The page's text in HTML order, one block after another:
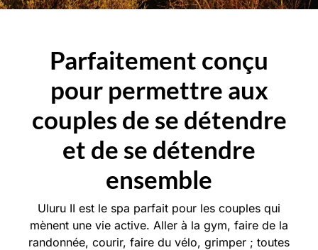
Parfaitement conçu
pour permettre aux
couples de se détendre
et de se détendre
ensemble
Uluru II est le spa parfait pour les couples qui
mènent une vie active. Aller à la gym, faire de la
randonnée, courir, faire du vélo, grimper ; toutes